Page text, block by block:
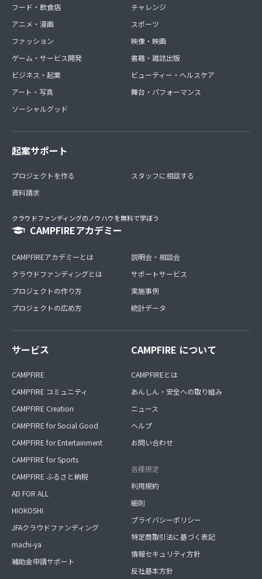
フード・飲食店
アニメ・漫画
ファッション
ゲーム・サービス開発
ビジネス・起業
アート・写真
ソーシャルグッド
チャレンジ
スポーツ
映像・映画
書籍・雑誌出版
ビューティー・ヘルスケア
舞台・パフォーマンス
起案サポート
プロジェクトを作る
資料請求
スタッフに相談する
クラウドファンディングのノウハウを無料で学ぼう
CAMPFIREアカデミー
CAMPFIREアカデミーとは
クラウドファンディングとは
プロジェクトの作り方
プロジェクトの広め方
説明会・相談会
サポートサービス
実施事例
統計データ
サービス
CAMPFIRE
CAMPFIRE コミュニティ
CAMPFIRE Creation
CAMPFIRE for Social Good
CAMPFIRE for Entertainment
CAMPFIRE for Sports
CAMPFIRE ふるさと納税
AD FOR ALL
HIOKOSHI
JFAクラウドファンディング
machi-ya
補助金申請サポート
CAMPFIRE について
CAMPFIREとは
あんしん・安全への取り組み
ニュース
ヘルプ
お問い合わせ
各種規定
利用規約
細則
プライバシーポリシー
特定商取引法に基づく表記
情報セキュリティ方針
反社基本方針